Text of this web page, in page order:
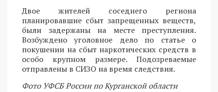
Двое жителей соседнего региона
планировавшие сбыт запрещенных веществ,
были задержаны на месте преступления.
Возбуждено уголовное дело по статье о
покушении на сбыт наркотических средств в
особо крупном размере. Подозреваемые
отправлены в СИЗО на время следствия.
Фото УФСБ России по Курганской области